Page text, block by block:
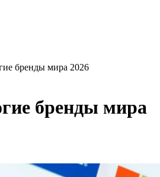
бренды мира 2026
бренды мира